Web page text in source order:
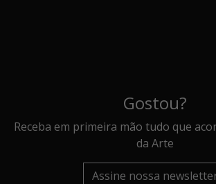
Gostou?
Receba em primeira mão tudo que
da Arte
Assine nossa